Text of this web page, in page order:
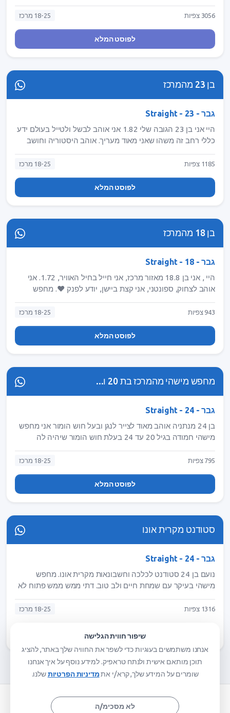
3056 צפיות 18-25 מרכז
לפוסט המלא
בן 23 מהמרכז
גבר - Straight - 23
היי אני בן 23 הגובה שלי 1.82 אני אוהב לבשל ולטייל בעולם ידע
כללי רחב זה משהו שאני מאוד מעריך. אוהב היסטוריה וחושב
פילוסופיה. מחפש זוגיות כיפית, זורמת ומלאה בהומור פרטי אבל
מה להפסיד :) נ.ב אני לא דתי אבל אם יש פה דתיות/מסורתיות
שמבינות קצת בדת ופתוחות לחשיבה שונה ודיונים על מהות הדת
ואולי אפילו להעיר את עני בנושאים מסויימים זה מעולה😅
1185 צפיות 18-25 מרכז
לפוסט המלא
בן 18 מהמרכז
גבר - Straight - 18
היי , אני בן 18.8 מאזור מרכז, אני חייל בחיל האוויר, 1.72. אני
אוהב לצחוק, ספונטני, אני קצת ביישן, יודע לפנק ❤️. מחפש
שיהיה לנו מעניין ביחד. אם אני מעניין אותך שלחי הודעה ונמשיך
943 צפיות 18-25 מרכז
לפוסט המלא
מחפש מישהי מהמרכז בת 20 ו...
גבר - Straight - 24
בן 24 מנתניה אוהב מאוד לצייר לנגן ובעל חוש הומור אני מחפש
מישהי חמודה בגיל 20 עד 24 בעלת חוש הומור שיהיה לה
חברה ממש ממש טובה
795 צפיות 18-25 מרכז
לפוסט המלא
סטודנט מקרית אונו
גבר - Straight - 24
נועם בן 24 סטודנט לכלכה וחשבונאות מקרית אונו. מחפש
מישהי בעיקר עם שמחת חיים ולב טוב. דתי ממש ממש פתוח לא
😉
1316 צפיות 18-25 מרכז
לפוסט המלא
היכרויות באינסטגרם - איך זה עובד? - אתר הכרויות בחינם
מדיניות הפרטיות הצהרת נגישות
שיפור חווית הגלישה
אנחנו משתמשים בעוגיות כדי לשפר את החוויה שלך באתר, להציג
תוכן מותאם אישית ולנתח טראפיק. למידע נוסף על איך אנחנו
שומרים על המידע שלך, קרא/י אתמדיניות הפרטיותשלנו.
לא מסכימ/ה